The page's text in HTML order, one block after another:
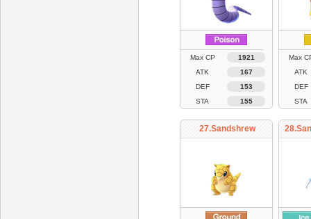
Max CP
1921
ATK
167
DEF
153
STA
155
Max
ATK
DEF
STA
27.Sandshrew